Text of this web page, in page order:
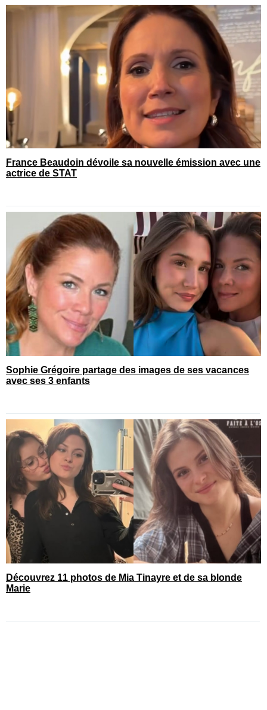
France Beaudoin dévoile sa nouvelle émission avec une
actrice de STAT
Sophie Grégoire partage des images de ses vacances
avec ses 3 enfants
Découvrez 11 photos de Mia Tinayre et de sa blonde
Marie